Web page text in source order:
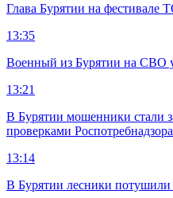
Глава Бурятии на фестивале
13:35
Военный из Бурятии на СВО
13:21
В Бурятии мошенники стали
проверками Роспотребнадзора
13:14
В Бурятии лесники потушили